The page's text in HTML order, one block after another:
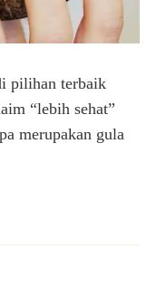
pilihan terbaik
“lebih sehat”
merupakan gula